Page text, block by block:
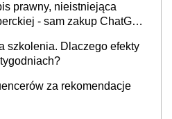
prawny, nieistniejąca
- sam zakup ChatGPT
szkolenia. Dlaczego efekty
za rekomendacje